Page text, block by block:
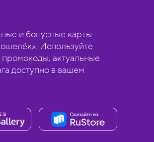
и бонусные карты
Используйте
актуальные
доступно в вашем